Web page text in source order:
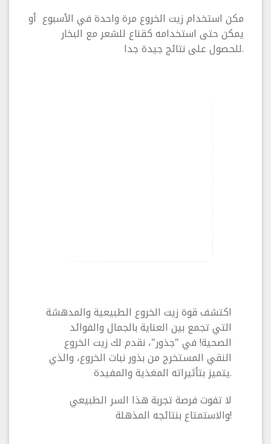
مكن استخدام زيت الخروع مرة واحدة في الأسبوع أو
يمكن حتى استخدامه كقناع للشعر مع البخار
للحصول على نتائج جيدة جدا.
اكتشف قوة زيت الخروع الطبيعية والمدهشة
التي تجمع بين العناية بالجمال والفوائد
الصحية! في "جذور"، نقدم لك زيت الخروع
النقي المستخرج من بذور نبات الخروع، والذي
يتميز بتأثيراته المغذية والمفيدة.
لا تفوت فرصة تجربة هذا السر الطبيعي
والاستمتاع بنتائجه المذهلة!